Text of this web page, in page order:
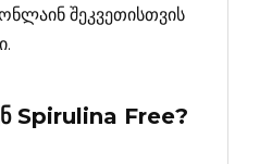
შეკვეთისთვის
Spirulina Free?